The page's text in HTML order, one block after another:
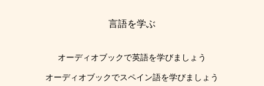
言語を学ぶ
オーディオブックで英語を学びましょう
オーディオブックでスペイン語を学びましょう